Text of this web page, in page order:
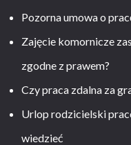
Pozorna umowa o
Zajęcie komornicze
zgodne z prawem?
Czy praca zdalna za
Urlop rodzicielski
wiedzieć